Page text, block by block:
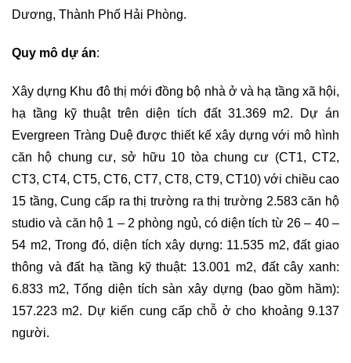
Dương, Thành Phố Hải Phòng.
Quy mô dự án:
Xây dựng Khu đô thị mới đồng bộ nhà ở và hạ tầng xã hội,
hạ tầng kỹ thuật trên diện tích đất 31.369 m2. Dự án
Evergreen Tràng Duệ được thiết kế xây dựng với mô hình
căn hộ chung cư, sở hữu 10 tòa chung cư (CT1, CT2,
CT3, CT4, CT5, CT6, CT7, CT8, CT9, CT10) với chiều cao
15 tầng, Cung cấp ra thị trường ra thị trường 2.583 căn hộ
studio và căn hộ 1 – 2 phòng ngủ, có diện tích từ 26 – 40 –
54 m2, Trong đó, diện tích xây dựng: 11.535 m2, đất giao
thông và đất hạ tầng kỹ thuật: 13.001 m2, đất cây xanh:
6.833 m2, Tổng diện tích sàn xây dựng (bao gồm hầm):
157.223 m2. Dự kiến cung cấp chỗ ở cho khoảng 9.137
người.